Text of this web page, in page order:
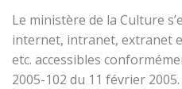
Le ministère de la Culture
internet, intranet, extranet
etc. accessibles
2005-102 du 11 février 2005.